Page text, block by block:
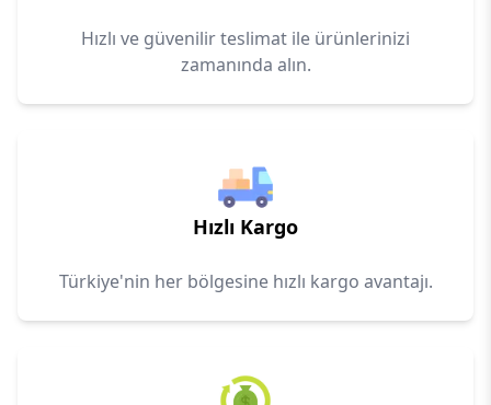
Hızlı ve güvenilir teslimat ile ürünlerinizi
zamanında alın.
Hızlı Kargo
Türkiye'nin her bölgesine hızlı kargo avantajı.